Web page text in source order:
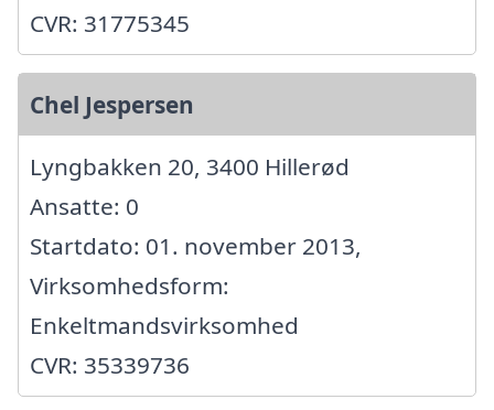
CVR: 31775345
Chel Jespersen
Lyngbakken 20, 3400 Hillerød
Ansatte: 0
Startdato: 01. november 2013,
Virksomhedsform:
Enkeltmandsvirksomhed
CVR: 35339736